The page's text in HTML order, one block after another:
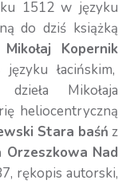
1512 w języku
do dziś książką
Mikołaj Kopernik
łacińskim,
Mikołaja
heliocentryczną
Stara baśń z
Orzeszkowa Nad
rękopis autorski,